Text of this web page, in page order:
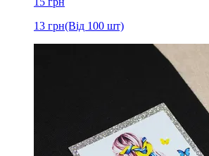
13 грн(Від 100 шт)